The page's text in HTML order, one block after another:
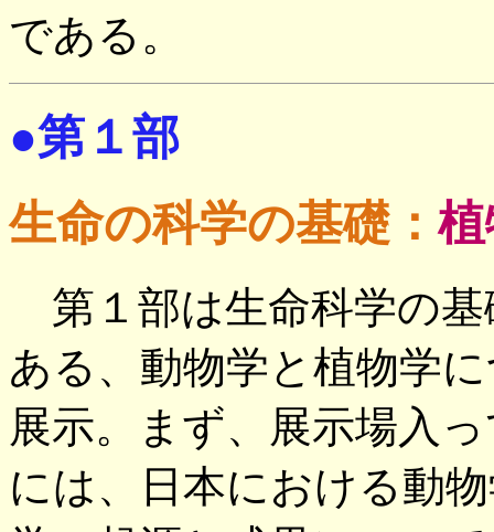
である。
●第１部
生命の科学の基礎：
第１部は生命科学の基
ある、動物学と植物学
展示。まず、展示場入
には、日本における動